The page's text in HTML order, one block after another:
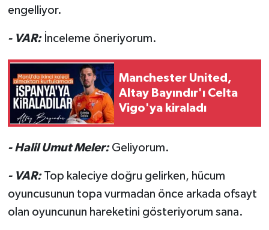
engelliyor.
- VAR: İnceleme öneriyorum.
Manchester United,
Altay Bayındır'ı Celta
Vigo'ya kiraladı
- Halil Umut Meler:Geliyorum.
- VAR: Top kaleciye doğru gelirken, hücum
oyuncusunun topa vurmadan önce arkada ofsayt
olan oyuncunun hareketini gösteriyorum sana.